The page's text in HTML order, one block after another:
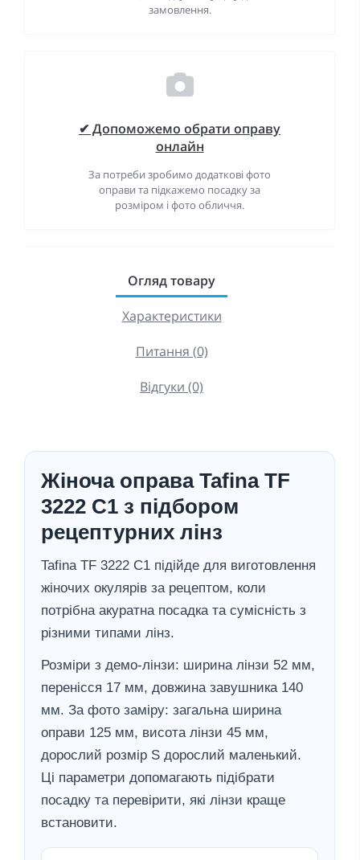
замовлення.
✔ Допоможемо обрати оправу
онлайн
За потреби зробимо додаткові фото
оправи та підкажемо посадку за
розміром і фото обличчя.
Огляд товару
Характеристики
Питання (0)
Відгуки (0)
Жіноча оправа Tafina TF
3222 C1 з підбором
рецептурних лінз
Tafina TF 3222 C1 підійде для виготовлення
жіночих окулярів за рецептом, коли
потрібна акуратна посадка та сумісність з
різними типами лінз.
Розміри з демо-лінзи: ширина лінзи 52 мм,
перенісся 17 мм, довжина завушника 140
мм. За фото заміру: загальна ширина
оправи 125 мм, висота лінзи 45 мм,
дорослий розмір S дорослий маленький.
Ці параметри допомагають підібрати
посадку та перевірити, які лінзи краще
встановити.